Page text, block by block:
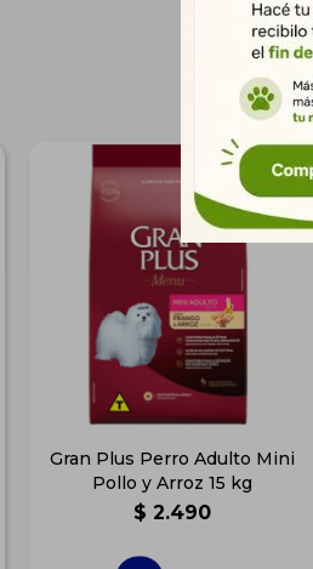
Gran Plus Perro Adulto Mini
Pollo y Arroz 15 kg
$ 2.490